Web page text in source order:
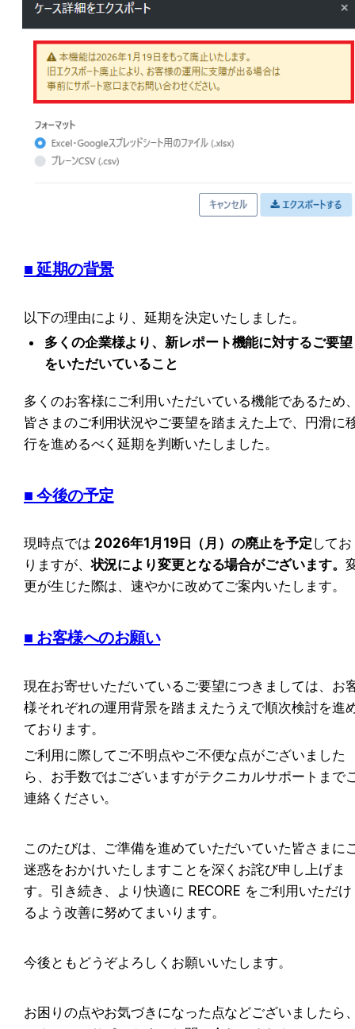
■ 延期の背景
以下の理由により、延期を決定いたしました。
多くの企業様より、新レポート機能に対するご要望
をいただいていること
多くのお客様にご利用いただいている機能であるため
皆さまのご利用状況やご要望を踏まえた上で、円滑に
行を進めるべく延期を判断いたしました。
■ 今後の予定
現時点では 2026年1月19日（月）の廃止を予定 してお
りますが、状況により変更となる場合がございます。
更が生じた際は、速やかに改めてご案内いたします。
■ お客様へのお願い
現在お寄せいただいているご要望につきましては、お
様それぞれの運用背景を踏まえたうえで順次検討を進
ております。
ご利用に際してご不明点やご不便な点がございました
ら、お手数ではございますがテクニカルサポートまで
連絡ください。
このたびは、ご準備を進めていただいていた皆さまに
迷惑をおかけいたしますことを深くお詫び申し上げま
す。引き続き、より快適に RECORE をご利用いただけ
るよう改善に努めてまいります。
今後ともどうぞよろしくお願いいたします。
お困りの点やお気づきになった点などございましたら